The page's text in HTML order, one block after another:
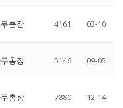
총장 4161 03-10
총장 5146 09-05
총장 7880 12-14